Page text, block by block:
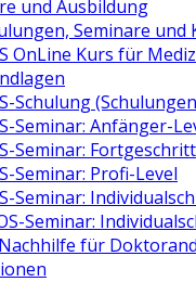
und Ausbildung
Seminare und
OnLine Kurs für
Schulung
Seminar: Anfänger-
Seminar:
Seminar: Profi-Level
Seminar:
Seminar:
für